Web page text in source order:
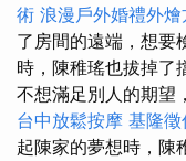
術 浪漫戶外婚禮外燴
了房間的遠端，想要
時，陳稚瑤也拔掉了
不想滿足別人的期望
台中放鬆按摩 基隆徵
起陳家的夢想時，陳